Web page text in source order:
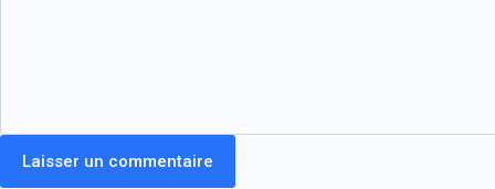
Laisser un commentaire